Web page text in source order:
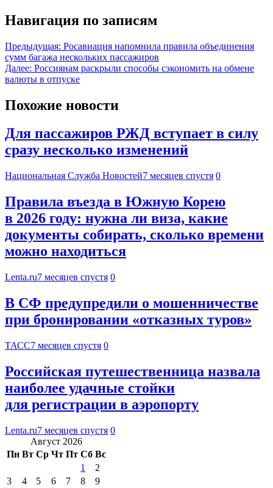
Навигация по записям
Предыдущая: Росавиация напомнила правила объединения
сумм багажа нескольких пассажиров
Далее: Россиянам раскрыли способы сэкономить на обмене
валюты в отпуске
Похожие новости
Для пассажиров РЖД вступает в силу
сразу несколько изменений
Национальная Служба Новостей7 месяцев спустя 0
Правила въезда в Южную Корею
в 2026 году: нужна ли виза, какие
документы собирать, сколько времени
можно находиться
Lenta.ru7 месяцев спустя 0
В СФ предупредили о мошенничестве
при бронировании «отказных туров»
ТАСС7 месяцев спустя 0
Российская путешественница назвала
наиболее удачные стойки
для регистрации в аэропорту
Lenta.ru7 месяцев спустя 0
Август 2026
Пн Вт Ср Чт Пт Сб Вс
1
2
3
4 5 6 7 8
9